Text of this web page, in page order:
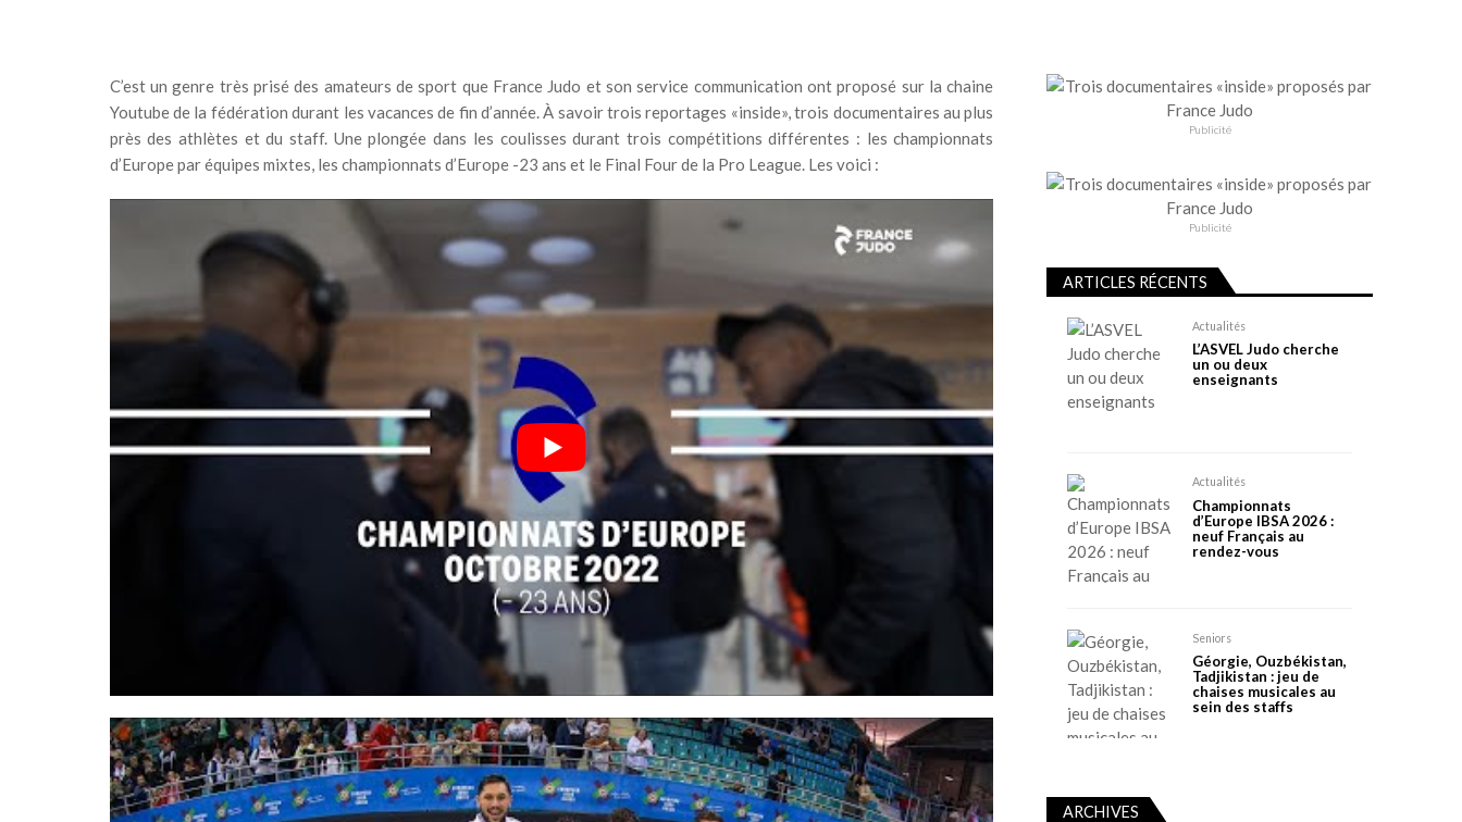
C’est un genre très prisé des amateurs de sport que France Judo et son service communication ont proposé sur la chaine
Youtube de la fédération durant les vacances de fin d’année. À savoir trois reportages «inside», trois documentaires au plus
près des athlètes et du staff. Une plongée dans les coulisses durant trois compétitions différentes : les championnats
d’Europe par équipes mixtes, les championnats d’Europe -23 ans et le Final Four de la Pro League. Les voici :
Publicité
Publicité
ARTICLES RÉCENTS
Actualités
L’ASVEL Judo cherche
un ou deux
enseignants
Actualités
Championnats
d’Europe IBSA 2026 :
neuf Français au
rendez-vous
Seniors
Géorgie, Ouzbékistan,
Tadjikistan : jeu de
chaises musicales au
sein des staffs
ARCHIVES